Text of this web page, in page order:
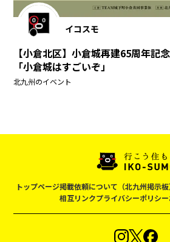
イコスモ
【小倉北区】小倉城再建65周年記
「小倉城はすごいぞ」
北九州のイベント
トップページ掲載依頼について（北九州掲示板
相互リンクプライバシーポリシー